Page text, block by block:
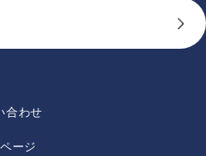
合わせ
ージ